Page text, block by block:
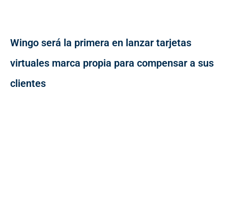
Wingo será la primera en lanzar tarjetas
virtuales marca propia para compensar a sus
clientes